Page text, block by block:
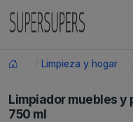
Limpieza y hogar
Limpiador muebles y
750 ml